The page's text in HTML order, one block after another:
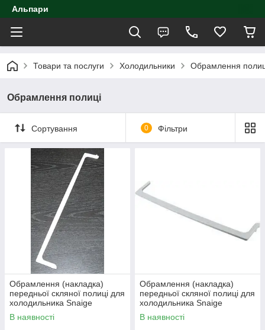
Альпари
Товари та послуги Холодильники Обрамлення
Обрамлення полиці
Сортування 0 Фільтри
Обрамлення (накладка)
передньої скляної полиці для
холодильника Snaige
D139113 (D139.113)
В наявності
Обрамлення (накладка)
передньої скляної полиці для
холодильника Snaige
D139110
В наявності